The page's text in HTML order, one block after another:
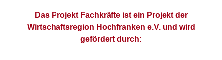
Das Projekt Fachkräfte ist ein Projekt der
Wirtschaftsregion Hochfranken e.V. und wird
gefördert durch: